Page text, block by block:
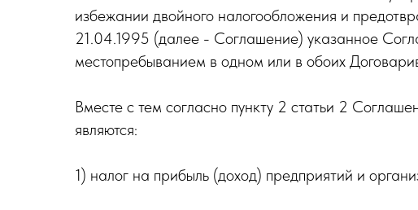
избежании двойного налогообложения и
21.04.1995 (далее - Соглашение) указанное
местопребыванием в одном или в обоих
Вместе с тем согласно пункту 2 статьи 2
являются:
1) налог на прибыль (доход) предприятий и